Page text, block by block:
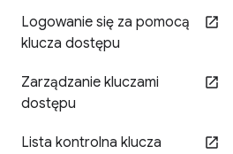
Logowanie się za pomocą
klucza dostępu
Zarządzanie kluczami
dostępu
Lista kontrolna klucza